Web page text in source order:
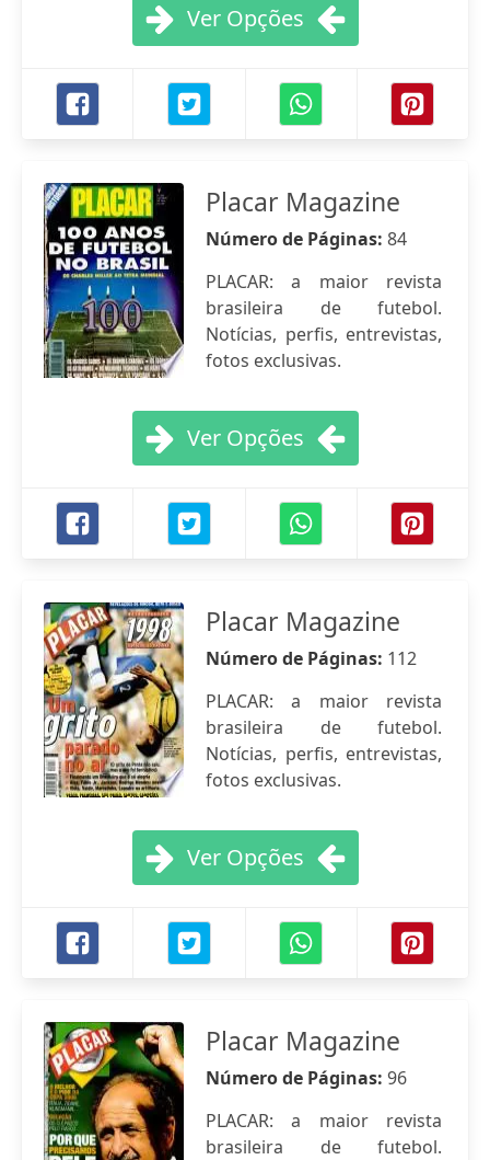
Ver Opções
Placar Magazine
Número de Páginas: 84
PLACAR: a maior revista
brasileira de futebol.
Notícias, perfis, entrevistas,
fotos exclusivas.
Ver Opções
Placar Magazine
Número de Páginas: 112
PLACAR: a maior revista
brasileira de futebol.
Notícias, perfis, entrevistas,
fotos exclusivas.
Ver Opções
Placar Magazine
Número de Páginas: 96
PLACAR: a maior revista
brasileira de futebol.